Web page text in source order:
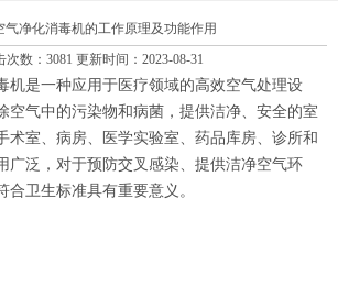
气净化消毒机的工作原理及功能作用
次数：3081 更新时间：2023-08-31
是一种应用于医疗领域的高效空气处理设
空气中的污染物和病菌，提供洁净、安全的室
术室、病房、医学实验室、药品库房、诊所和
广泛，对于预防交叉感染、提供洁净空气环
合卫生标准具有重要意义。